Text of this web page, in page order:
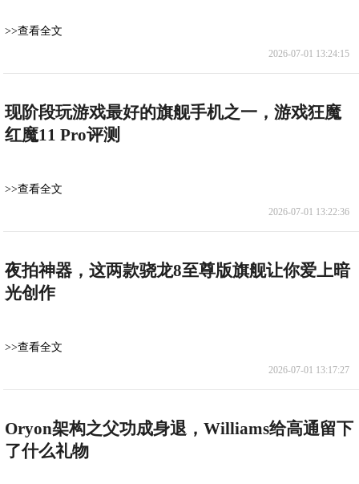
>>查看全文
2026-07-01 13:24:15
现阶段玩游戏最好的旗舰手机之一，游戏狂魔
红魔11 Pro评测
>>查看全文
2026-07-01 13:22:36
夜拍神器，这两款骁龙8至尊版旗舰让你爱上暗
光创作
>>查看全文
2026-07-01 13:17:27
Oryon架构之父功成身退，Williams给高通留下
了什么礼物